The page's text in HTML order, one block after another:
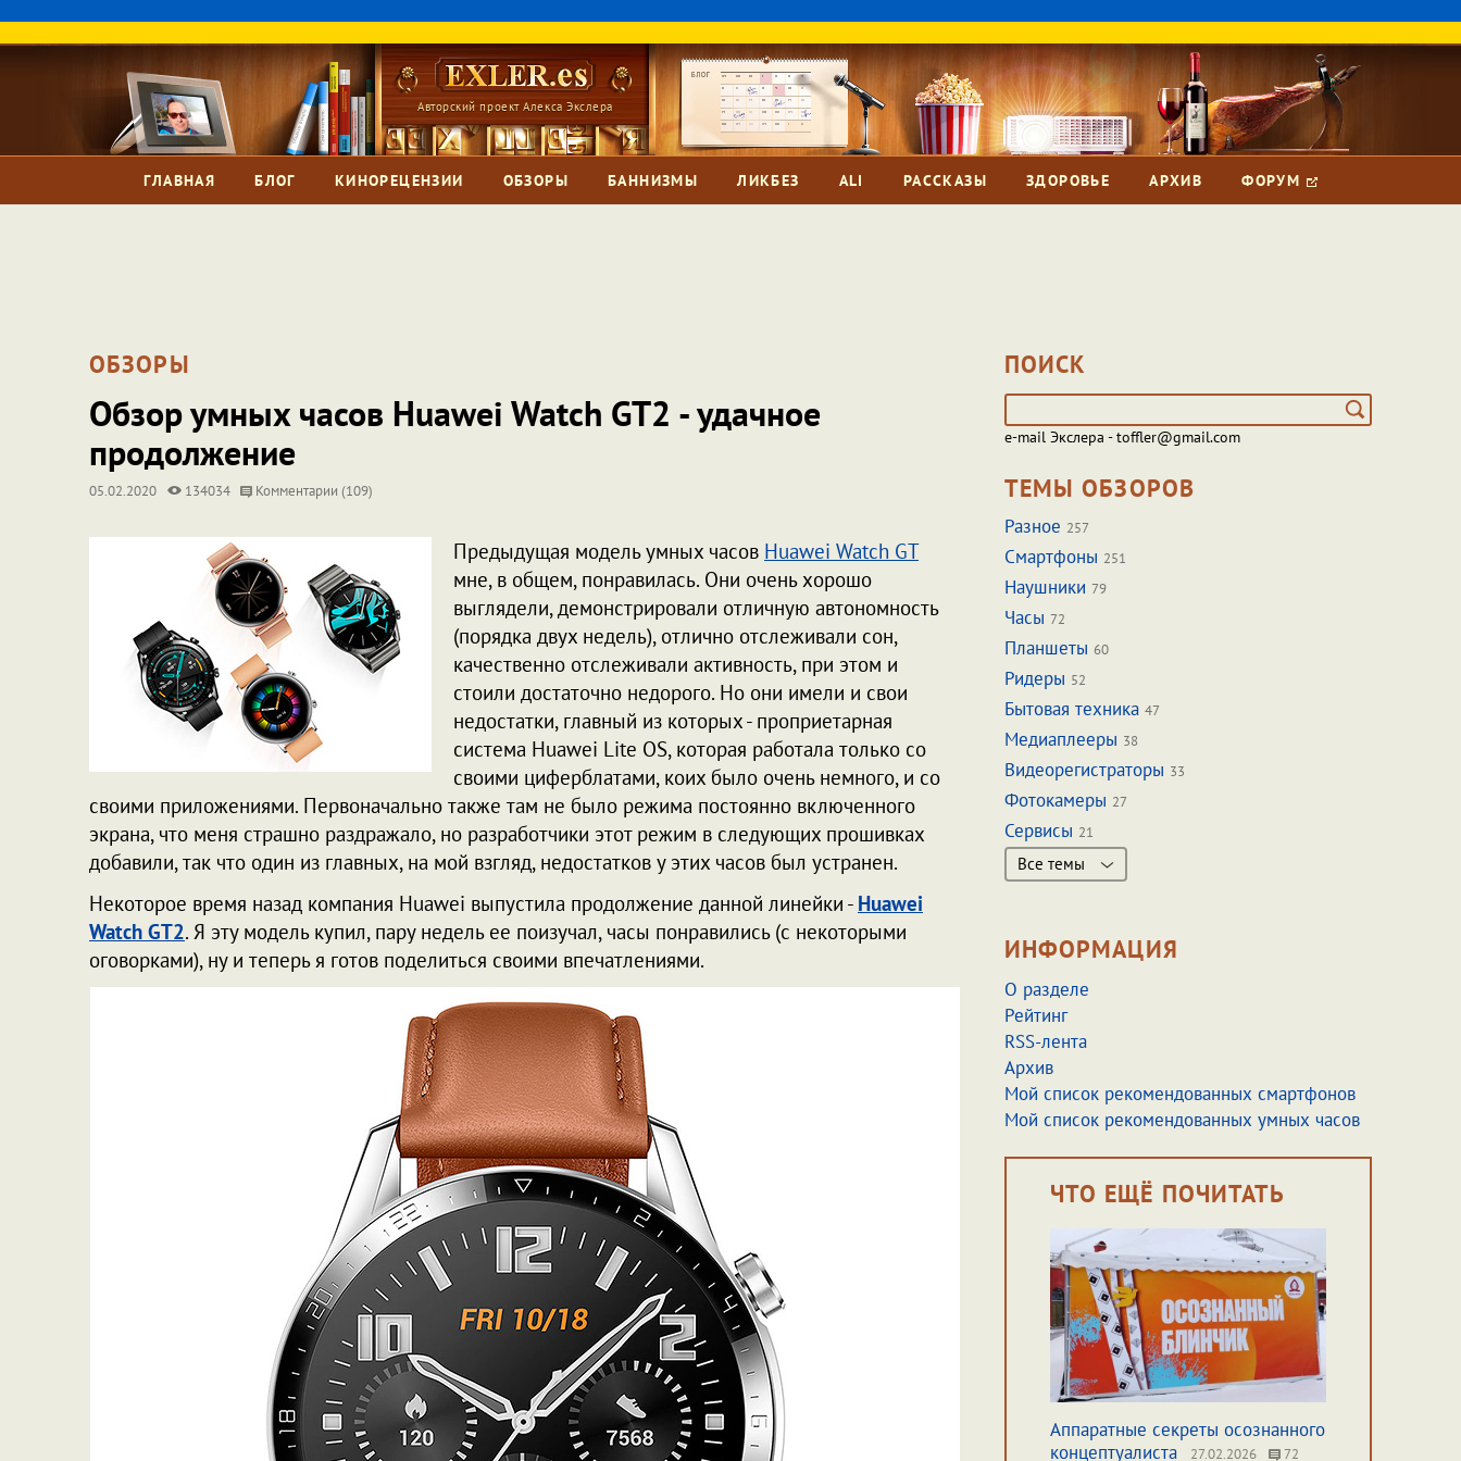
Авторский проект Алекса Экслера
ГЛАВНАЯ БЛОГ КИНОРЕЦЕНЗИИ ОБЗОРЫ БАННИЗМЫ ЛИКБЕЗ ALI РАССКАЗЫ ЗДОРОВЬЕ АРХИВ ФОРУМ
ОБЗОРЫ
Обзор умных часов Huawei Watch GT2 - удачное
продолжение
05.02.2020 134034 Комментарии (109)
Предыдущая модель умных часов Huawei Watch GT
мне, в общем, понравилась. Они очень хорошо
выглядели, демонстрировали отличную автономность
(порядка двух недель), отлично отслеживали сон,
качественно отслеживали активность, при этом и
стоили достаточно недорого. Но они имели и свои
недостатки, главный из которых - проприетарная
система Huawei Lite OS, которая работала только со
своими циферблатами, коих было очень немного, и со
своими приложениями. Первоначально также там не было режима постоянно включенного
экрана, что меня страшно раздражало, но разработчики этот режим в следующих прошивках
добавили, так что один из главных, на мой взгляд, недостатков у этих часов был устранен.
Некоторое время назад компания Huawei выпустила продолжение данной линейки - Huawei
Watch GT2. Я эту модель купил, пару недель ее поизучал, часы понравились (с некоторыми
оговорками), ну и теперь я готов поделиться своими впечатлениями.
ПОИСК
e-mail Экслера - toffler@gmail.com
ТЕМЫ ОБЗОРОВ
Разное 257
Смартфоны 251
Наушники 79
Часы 72
Планшеты 60
Ридеры 52
Бытовая техника 47
Медиаплееры 38
Видеорегистраторы 33
Фотокамеры 27
Сервисы 21
Все темы
ИНФОРМАЦИЯ
О разделе
Рейтинг
RSS-лента
Архив
Мой список рекомендованных смартфонов
Мой список рекомендованных умных часов
ЧТО ЕЩЁ ПОЧИТАТЬ
Аппаратные секреты осознанного
концептуалиста
27.02.2026 72